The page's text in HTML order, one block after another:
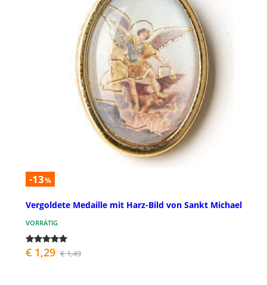
-13%
Vergoldete Medaille mit Harz-Bild von Sankt Michael
VORRÄTIG
€ 1,29 € 1,49